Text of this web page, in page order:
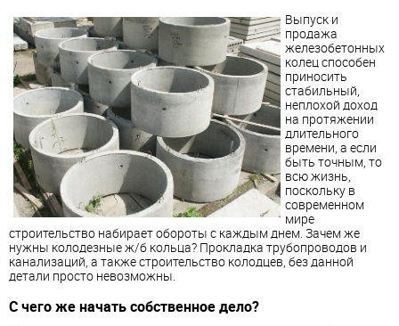
Выпуск и
продажа
железобетонных
колец способен
приносить
стабильный,
неплохой доход
на протяжении
длительного
времени, а если
быть точным, то
всю жизнь,
поскольку в
современном
мире
строительство набирает обороты с каждым днем. Зачем же
нужны колодезные ж/б кольца? Прокладка трубопроводов и
канализаций, а также строительство колодцев, без данной
детали просто невозможны.
С чего же начать собственное дело?